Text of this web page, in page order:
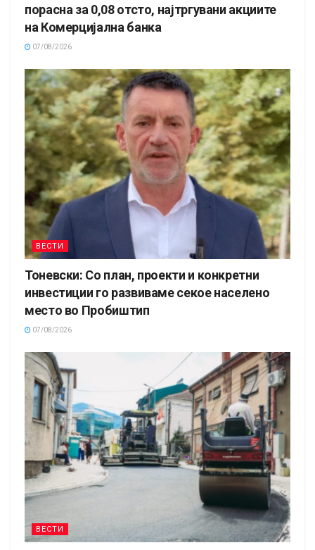
порасна за 0,08 отсто, најтргувани акциите
на Комерцијална банка
07/08/2026
ВЕСТИ
Тоневски: Со план, проекти и конкретни
инвестиции го развиваме секое населено
место во Пробиштип
07/08/2026
ВЕСТИ